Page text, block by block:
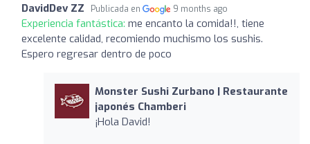
DavidDev ZZ Publicada en 9 months ago
Experiencia fantástica: me encanto la comida!!, tiene
excelente calidad, recomiendo muchismo los sushis.
Espero regresar dentro de poco
Monster Sushi Zurbano | Restaurante
japonés Chamberi
¡Hola David!